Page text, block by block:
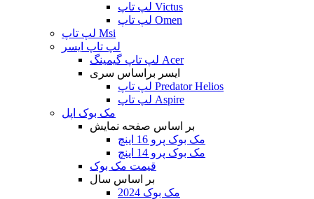
لپ تاپ Victus
لپ تاپ Omen
لپ تاپ Msi
لپ تاپ ایسر
لپ تاپ گیمینگ Acer
ایسر براساس سری
لپ تاپ Predator Helios
لپ تاپ Aspire
مک بوک اپل
بر اساس صفحه نمایش
مک بوک پرو 16 اینچ
مک بوک پرو 14 اینچ
قیمت مک بوک
بر اساس سال
مک بوک 2024